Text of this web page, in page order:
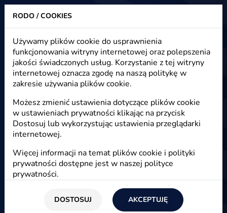
Heuristic - strony www, sklepy internetowe, e-marketing
Blog - e-marketing, e-commerce,
e-biznes
E-marketing
RODO / COOKIES
Używamy plików cookie do usprawnienia
funkcjonowania witryny internetowej oraz polepszenia
jakości świadczonych usług. Korzystanie z tej witryny
internetowej oznacza zgodę na naszą politykę w
zakresie używania plików cookie.
Możesz zmienić ustawienia dotyczące plików cookie
w ustawieniach prywatności klikając na przycisk
Dostosuj lub wykorzystując ustawienia przeglądarki
internetowej.
Więcej informacji na temat plików cookie i polityki
prywatności dostępne jest w naszej polityce
prywatności.
DOSTOSUJ AKCEPTUJĘ